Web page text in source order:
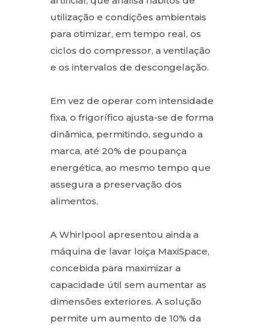
utilização e condições ambientais
para otimizar, em tempo real, os
ciclos do compressor, a ventilação
e os intervalos de descongelação.
Em vez de operar com intensidade
fixa, o frigorífico ajusta-se de forma
dinâmica, permitindo, segundo a
marca, até 20% de poupança
energética, ao mesmo tempo que
assegura a preservação dos
alimentos.
A Whirlpool apresentou ainda a
máquina de lavar loiça MaxiSpace,
concebida para maximizar a
capacidade útil sem aumentar as
dimensões exteriores. A solução
permite um aumento de 10% da